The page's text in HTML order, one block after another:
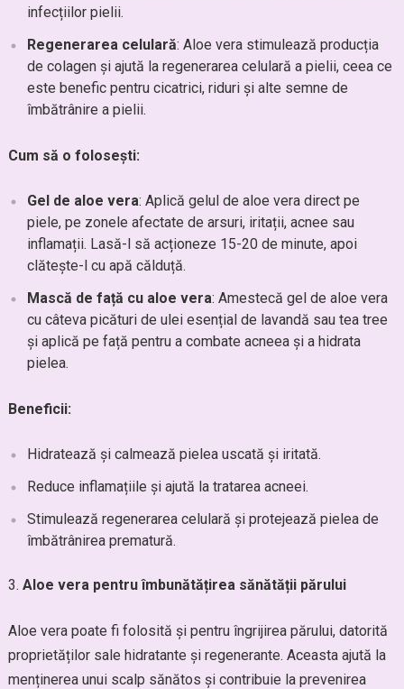
infecțiilor pielii.
Regenerarea celulară: Aloe vera stimulează producția
de colagen și ajută la regenerarea celulară a pielii, ceea ce
este benefic pentru cicatrici, riduri și alte semne de
îmbătrânire a pielii.
Cum să o folosești:
Gel de aloe vera: Aplică gelul de aloe vera direct pe
piele, pe zonele afectate de arsuri, iritații, acnee sau
inflamații. Lasă-l să acționeze 15-20 de minute, apoi
clătește-l cu apă călduță.
Mască de față cu aloe vera: Amestecă gel de aloe vera
cu câteva picături de ulei esențial de lavandă sau tea tree
și aplică pe față pentru a combate acneea și a hidrata
pielea.
Beneficii:
Hidratează și calmează pielea uscată și iritată.
Reduce inflamațiile și ajută la tratarea acneei.
Stimulează regenerarea celulară și protejează pielea de
îmbătrânirea prematură.
Aloe vera pentru îmbunătățirea sănătății părului
Aloe vera poate fi folosită și pentru îngrijirea părului, datorită
proprietăților sale hidratante și regenerante. Aceasta ajută la
menținerea unui scalp sănătos și contribuie la prevenirea